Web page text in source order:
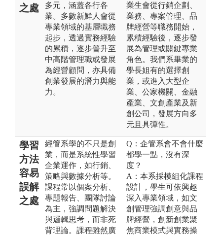
之處
多元，涵蓋各行各
業。多數新鮮人會從
專業領域的基層職務
起步，透過實務經驗
的累積，逐步晉升至
中高階管理職或發展
為經營顧問，亦具備
創業發展的潛力與能
力。
業生會從行銷企劃、
業務、專案管理、品
牌經營等職務開始，
累積經驗後，逐步發
展為管理或關鍵專業
角色。我們系畢業的
學長姐有的選擇創
業，或進入大型企
業、公家機關、金融
產業、文創產業及新
創公司，發展方向多
元且具彈性。
學習
方法
容易
誤解
之處
經管系學的不只是創
業，而是系統性學習
企業運作，如行銷、
策略與數據分析等。
課程常以個案分析、
專題報告、團隊討論
為主，強調問題解決
與邏輯思考，而非死
背理論。課程雖然廣
Q：企管系會不會什麼
都學一點，沒有深
度？
A：本系採模組化課程
設計，學生可依興趣
深入專業領域，如文
創管理強調創意與品
牌經營，創新創業聚
焦商業模式與實務操